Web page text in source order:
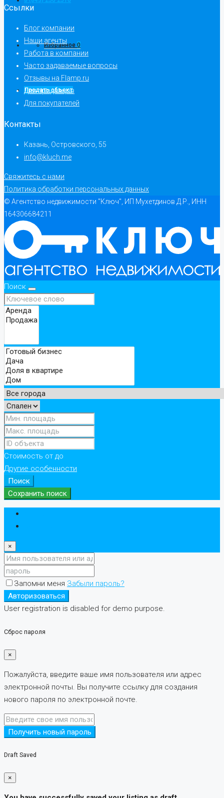
Избранное 0
Продать объект
Ссылки
Блог компании
Наши агенты
Работа в компании
Часто задаваемые вопросы
Отзывы на Flamp.ru
Для продавцов
Для покупателей
Контакты
Казань, Островского, 55
info@kluch.me
Свяжитесь с нами
Политика обработки персональных данных
© Агентство недвижимости "Ключ", ИП Мухетдинов Д.Р., ИНН
164306684211
Поиск
Стоимость от до
Другие особенности
Поиск
Сохранить поиск
×
Запомни меня Забыли пароль?
Авторизоваться
User registration is disabled for demo purpose.
Сброс пароля
×
Пожалуйста, введите ваше имя пользователя или адрес
электронной почты. Вы получите ссылку для создания
нового пароля по электронной почте.
Получить новый пароль
Draft Saved
×